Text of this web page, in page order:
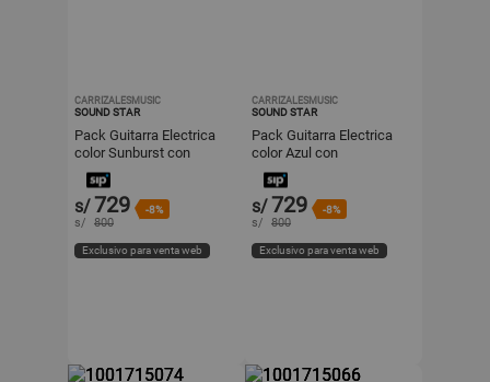
CARRIZALESMUSIC
SOUND STAR
Pack Guitarra Electrica
color Sunburst con
Amplificador y Funda y
accesorios
s/729 -8%
s/ 800
Exclusivo para venta web
CARRIZALESMUSIC
SOUND STAR
Pack Guitarra Electrica
color Azul con
Amplificador y
accesorios
s/729 -8%
s/ 800
Exclusivo para venta web